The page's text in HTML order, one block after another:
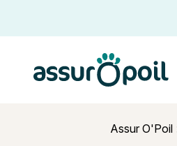
Assur O'Poil